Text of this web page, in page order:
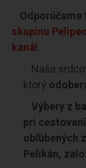
Odporúčame
skupinu
kanál.
Naša
ktorý
Výbery z
pri
obľúbených
Pelikán,